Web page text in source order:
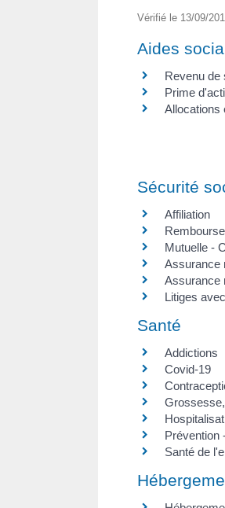
Vérifié le 13/09/
Aides
Revenu de
Prime
Allocations
Sécurité
Affiliation
Mutuelle -
Assurance
Assurance
Litiges
Santé
Addictions
Covid-19
Prévention
Santé de